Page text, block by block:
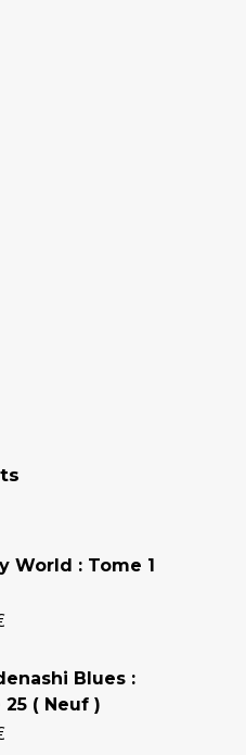
World : Tome 1
Blues :
25 ( Neuf )